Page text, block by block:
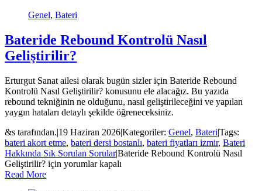
Genel, Bateri
Bateride Rebound Kontrolü Nasıl
Geliştirilir?
Erturgut Sanat ailesi olarak bugün sizler için Bateride Rebound
Kontrolü Nasıl Geliştirilir? konusunu ele alacağız. Bu yazıda
rebound tekniğinin ne olduğunu, nasıl geliştirileceğini ve yapılan
yaygın hataları detaylı şekilde öğreneceksiniz.
&s tarafından.|19 Haziran 2026|Kategoriler: Genel, Bateri|Tags:
bateri akort etme, bateri dersi bostanlı, bateri fiyatları izmir, Bateri
Hakkında Sık Sorulan Sorular|Bateride Rebound Kontrolü Nasıl
Geliştirilir? için yorumlar kapalı
Read More